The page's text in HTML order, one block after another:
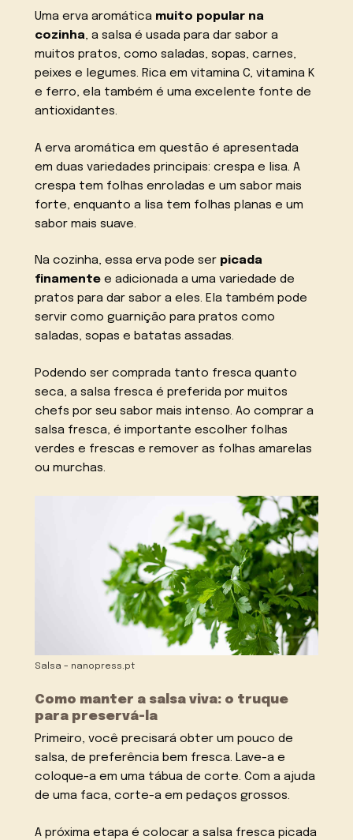
Uma erva aromática muito popular na
cozinha, a salsa é usada para dar sabor a
muitos pratos, como saladas, sopas, carnes,
peixes e legumes. Rica em vitamina C, vitamina K
e ferro, ela também é uma excelente fonte de
antioxidantes.
A erva aromática em questão é apresentada
em duas variedades principais: crespa e lisa. A
crespa tem folhas enroladas e um sabor mais
forte, enquanto a lisa tem folhas planas e um
sabor mais suave.
Na cozinha, essa erva pode ser picada
finamente e adicionada a uma variedade de
pratos para dar sabor a eles. Ela também pode
servir como guarnição para pratos como
saladas, sopas e batatas assadas.
Podendo ser comprada tanto fresca quanto
seca, a salsa fresca é preferida por muitos
chefs por seu sabor mais intenso. Ao comprar a
salsa fresca, é importante escolher folhas
verdes e frescas e remover as folhas amarelas
ou murchas.
Salsa – nanopress.pt
Como manter a salsa viva: o truque
para preservá-la
Primeiro, você precisará obter um pouco de
salsa, de preferência bem fresca. Lave-a e
coloque-a em uma tábua de corte. Com a ajuda
de uma faca, corte-a em pedaços grossos.
A próxima etapa é colocar a salsa fresca picada